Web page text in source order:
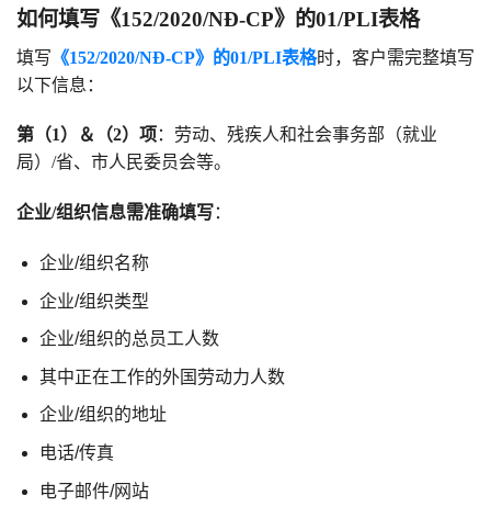
如何填写《152/2020/NĐ-CP》的01/PLI表格
填写 《152/2020/NĐ-CP》的01/PLI表格时，客户需完整填写
以下信息：
第（1）＆（2）项：劳动、残疾人和社会事务部（就业
局）/省、市人民委员会等。
企业/组织信息需准确填写：
企业/组织名称
企业/组织类型
企业/组织的总员工人数
其中正在工作的外国劳动力人数
企业/组织的地址
电话/传真
电子邮件/网站